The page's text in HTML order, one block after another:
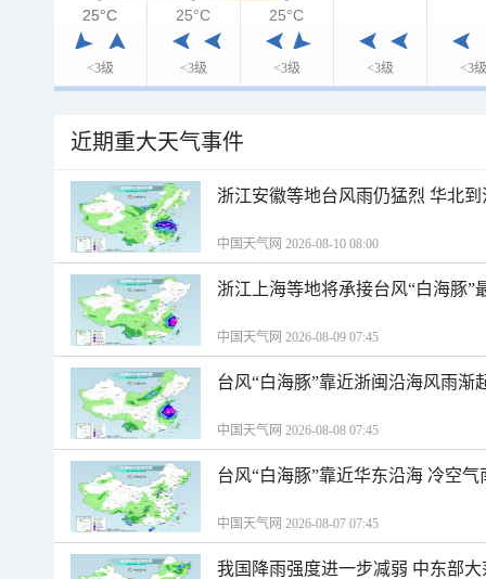
<3级 <3级 <3级 <3级 <3级
25°C
25°C 25°C 25°C
近期重大天气事件
浙江安徽等地台风雨仍猛烈 华北
中国天气网 2026-08-10 08:00
浙江上海等地将承接台风“白海豚”
中国天气网 2026-08-09 07:45
台风“白海豚”靠近浙闽沿海风雨渐
中国天气网 2026-08-08 07:45
台风“白海豚”靠近华东沿海 冷空
中国天气网 2026-08-07 07:45
我国降雨强度进一步减弱 中东部